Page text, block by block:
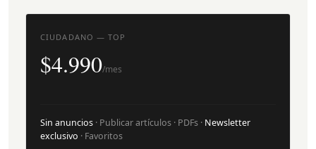
CIUDADANO — TOP
$4.990/mes
Sin anuncios · Publicar artículos · PDFs · Newsletter
exclusivo · Favoritos